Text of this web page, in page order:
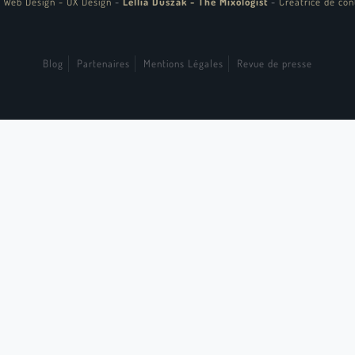
Blog Partenaires Mentions Légales Revue de presse